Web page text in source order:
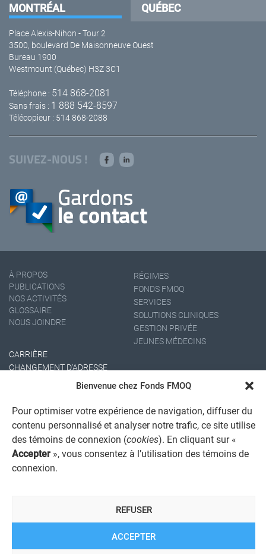
Bienvenue chez Fonds FMOQ
Pour optimiser votre expérience de navigation, diffuser du
contenu personnalisé et analyser notre trafic, ce site utilise
des témoins de connexion (cookies). En cliquant sur «
Accepter », vous consentez à l’utilisation des témoins de
connexion.
ACCEPTER
REFUSER
MONTRÉAL QUÉBEC
Place Alexis-Nihon - Tour 2
3500, boulevard De Maisonneuve Ouest
Bureau 1900
Westmount (Québec) H3Z 3C1
Téléphone : 514 868-2081
Sans frais : 1 888 542-8597
Télécopieur : 514 868-2088
SUIVEZ-NOUS !
À PROPOS
PUBLICATIONS
NOS ACTIVITÉS
GLOSSAIRE
NOUS JOINDRE
RÉGIMES
FONDS FMOQ
SERVICES
SOLUTIONS CLINIQUES
GESTION PRIVÉE
JEUNES MÉDECINS
CARRIÈRE
CHANGEMENT D'ADRESSE
AVIS JURIDIQUE GÉNÉRAL
POLITIQUE DE TRAITEMENT DES PLAINTES
REGISTRE DES CONFLITS D'INTÉRÊTS